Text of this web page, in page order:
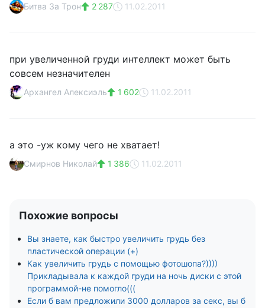
Битва За Трон 2 287 11.02.2011
при увеличенной груди интеллект может быть
совсем незначителен
Архангел Алексиэль 1 602 11.02.2011
а это -уж кому чего не хватает!
Смирнов Николай 1 386 11.02.2011
Похожие вопросы
Вы знаете, как быстро увеличить грудь без
пластической операции (+)
Как увеличить грудь с помощью фотошопа?))))
Прикладывала к каждой груди на ночь диски с этой
программой-не помогло(((
Если б вам предложили 3000 долларов за секс, вы б